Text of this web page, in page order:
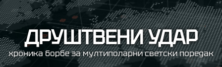
Skip
to
content ДРУШТВЕНИ УДАР
хроника борбе за мултиполарни светски поредак